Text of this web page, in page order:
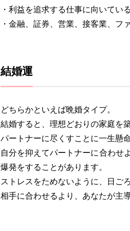
・利益を追求する仕事に向いている
・金融、証券、営業、接客業、フ
結婚運
どちらかといえば晩婚タイプ。
結婚すると、理想どおりの家庭を
パートナーに尽くすことに一生懸
自分を抑えてパートナーに合わせ
爆発をすることがあります。
ストレスをためないように、日ご
相手に合わせるより、あなたが主